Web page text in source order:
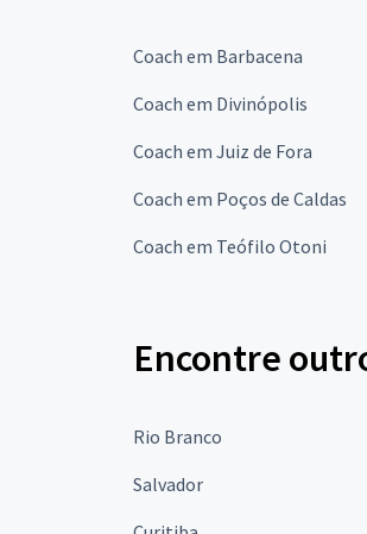
Coach em Barbacena
Coach em Divinópolis
Coach em Juiz de Fora
Coach em Poços de Caldas
Coach em Teófilo Otoni
Encontre
Rio Branco
Salvador